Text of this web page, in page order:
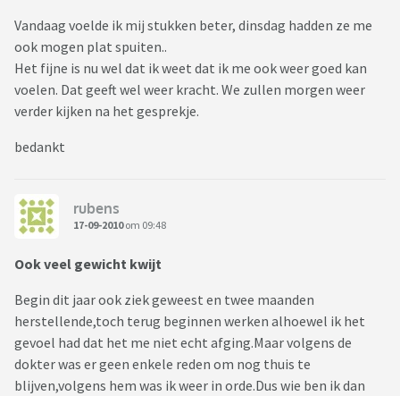
Vandaag voelde ik mij stukken beter, dinsdag hadden ze me
ook mogen plat spuiten..
Het fijne is nu wel dat ik weet dat ik me ook weer goed kan
voelen. Dat geeft wel weer kracht. We zullen morgen weer
verder kijken na het gesprekje.
bedankt
rubens
17-09-2010om 09:48
Ook veel gewicht kwijt
Begin dit jaar ook ziek geweest en twee maanden
herstellende,toch terug beginnen werken alhoewel ik het
gevoel had dat het me niet echt afging.Maar volgens de
dokter was er geen enkele reden om nog thuis te
blijven,volgens hem was ik weer in orde.Dus wie ben ik dan